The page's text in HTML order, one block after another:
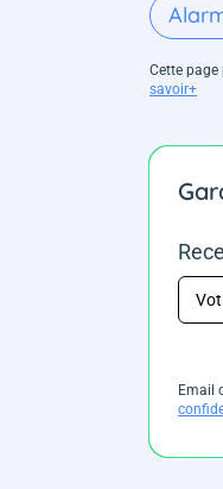
Cette page
savoir+
Email